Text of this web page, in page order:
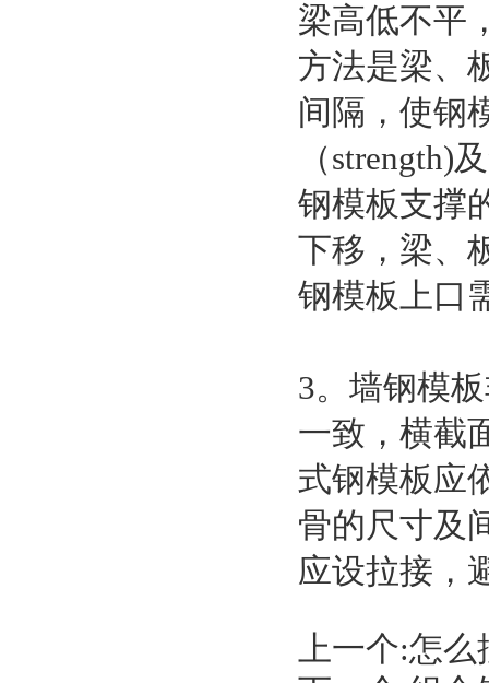
梁高低不平
方法是梁、
间隔，使钢
（strength)
钢模板支撑
下移，梁、
钢模板上口
3。墙钢模
一致，横截
式钢模板应
骨的尺寸及
应设拉接，
上一个:怎么